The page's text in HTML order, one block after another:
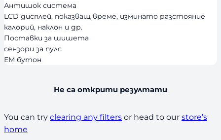
Антишок система
LCD дисплей, показващ време, изминато разстояние
калорий, наклон и др.
Поставки за шишета
сензори за пулс
ЕМ бутон
Не са открити резултати
You can try clearing any filters or head to our store’s
home